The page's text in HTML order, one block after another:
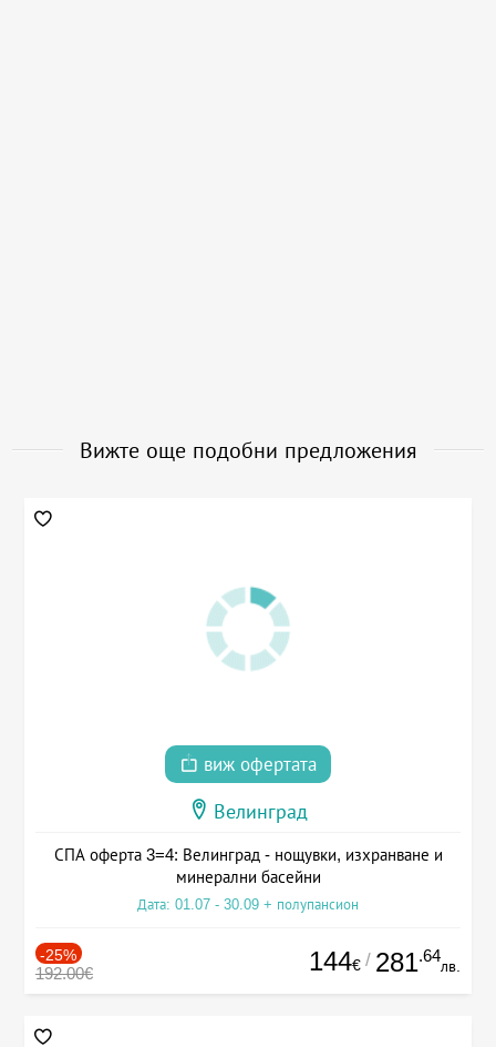
Вижте още подобни предложения
виж офертата
Велинград
СПА оферта 3=4: Велинград - нощувки, изхранване и
минерални басейни
Дата: 01.07 - 30.09 + полупансион
-25%
192.00€ 144€ / 281.64
лв.